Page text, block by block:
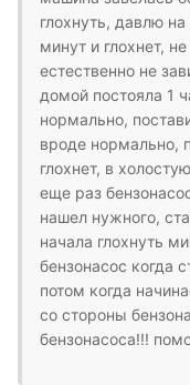
глохнуть, давлю на
минут и глохнет,
естественно не
домой постояла 1
нормально,
вроде нормально,
глохнет, в
еще раз
нашел нужного,
начала глохнуть
бензонасос когда
потом когда
со стороны
бензонасоса!!!